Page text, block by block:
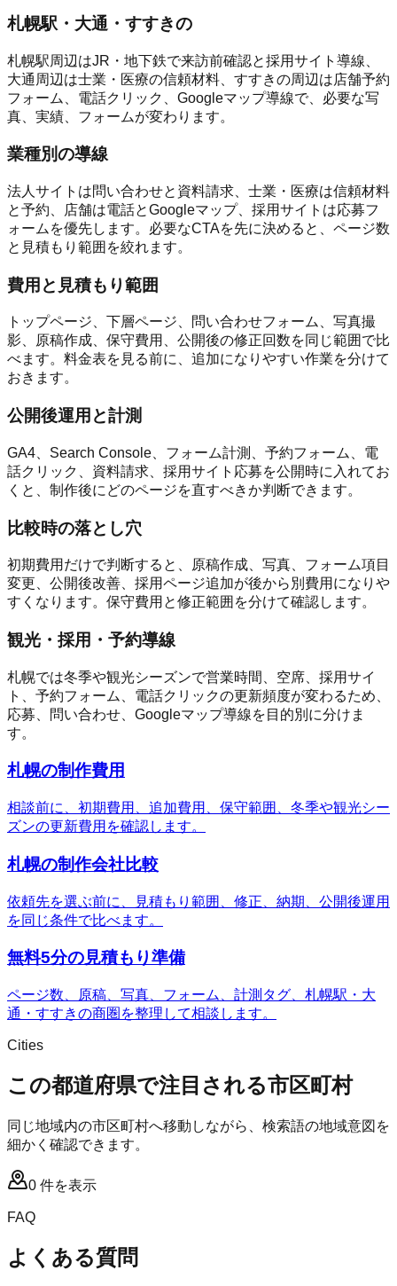
札幌駅・大通・すすきの
札幌駅周辺はJR・地下鉄で来訪前確認と採用サイト導線、
大通周辺は士業・医療の信頼材料、すすきの周辺は店舗予約
フォーム、電話クリック、Googleマップ導線で、必要な写
真、実績、フォームが変わります。
業種別の導線
法人サイトは問い合わせと資料請求、士業・医療は信頼材料
と予約、店舗は電話とGoogleマップ、採用サイトは応募フ
ォームを優先します。必要なCTAを先に決めると、ページ数
と見積もり範囲を絞れます。
費用と見積もり範囲
トップページ、下層ページ、問い合わせフォーム、写真撮
影、原稿作成、保守費用、公開後の修正回数を同じ範囲で比
べます。料金表を見る前に、追加になりやすい作業を分けて
おきます。
公開後運用と計測
GA4、Search Console、フォーム計測、予約フォーム、電
話クリック、資料請求、採用サイト応募を公開時に入れてお
くと、制作後にどのページを直すべきか判断できます。
比較時の落とし穴
初期費用だけで判断すると、原稿作成、写真、フォーム項目
変更、公開後改善、採用ページ追加が後から別費用になりや
すくなります。保守費用と修正範囲を分けて確認します。
観光・採用・予約導線
札幌では冬季や観光シーズンで営業時間、空席、採用サイ
ト、予約フォーム、電話クリックの更新頻度が変わるため、
応募、問い合わせ、Googleマップ導線を目的別に分けま
す。
札幌の制作費用
相談前に、初期費用、追加費用、保守範囲、冬季や観光シー
ズンの更新費用を確認します。
札幌の制作会社比較
依頼先を選ぶ前に、見積もり範囲、修正、納期、公開後運用
を同じ条件で比べます。
無料5分の見積もり準備
ページ数、原稿、写真、フォーム、計測タグ、札幌駅・大
通・すすきの商圏を整理して相談します。
Cities
この都道府県で注目される市区町村
同じ地域内の市区町村へ移動しながら、検索語の地域意図を
細かく確認できます。
0 件を表示
FAQ
よくある質問